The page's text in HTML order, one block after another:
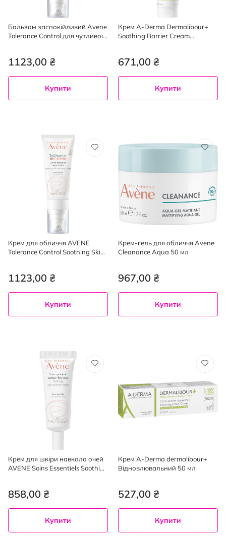
Бальзам заспокійливий Avene
Tolerance Control для чутливої
1123,00 ₴
Купити
Крем A-Derma Dermalibour+
Soothing Barrier Cream
671,00 ₴
Купити
Крем для обличчя AVENE
Tolerance Control Soothing Skin
1123,00 ₴
Купити
Крем-гель для обличчя Avene
Cleanance Aqua 50 мл
967,00 ₴
Купити
Крем для шкіри навколо очей
AVENE Soins Essentiels Soothing
858,00 ₴
Купити
Крем A-Derma dermalibour+
Відновлювальний 50 мл
527,00 ₴
Купити